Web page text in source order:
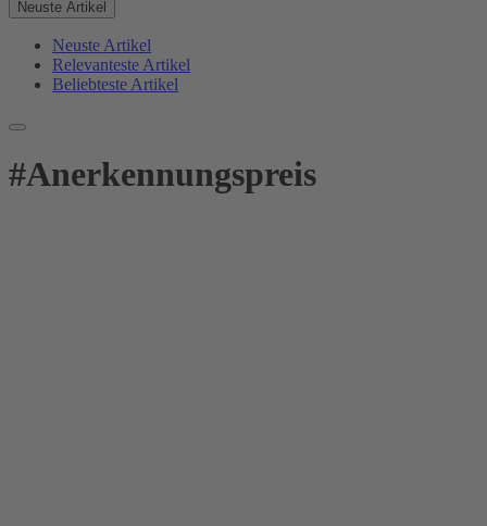
Neuste Artikel
Neuste Artikel
Relevanteste Artikel
Beliebteste Artikel
#Anerkennungspreis